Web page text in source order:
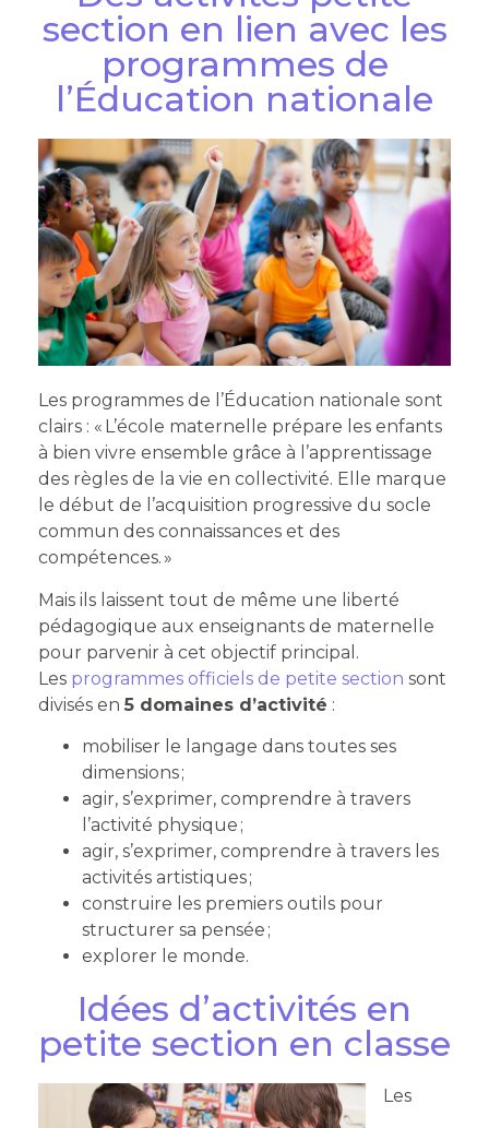
section en lien avec les
programmes de
l’Éducation nationale
Les programmes de l’Éducation nationale sont
clairs : « L’école maternelle prépare les enfants
à bien vivre ensemble grâce à l’apprentissage
des règles de la vie en collectivité. Elle marque
le début de l’acquisition progressive du socle
commun des connaissances et des
compétences. »
Mais ils laissent tout de même une liberté
pédagogique aux enseignants de maternelle
pour parvenir à cet objectif principal.
Les programmes officiels de petite section sont
divisés en 5 domaines d’activité :
mobiliser le langage dans toutes ses
dimensions ;
agir, s’exprimer, comprendre à travers
l’activité physique ;
agir, s’exprimer, comprendre à travers les
activités artistiques ;
construire les premiers outils pour
structurer sa pensée ;
explorer le monde.
Idées d’activités en
petite section en classe
Les